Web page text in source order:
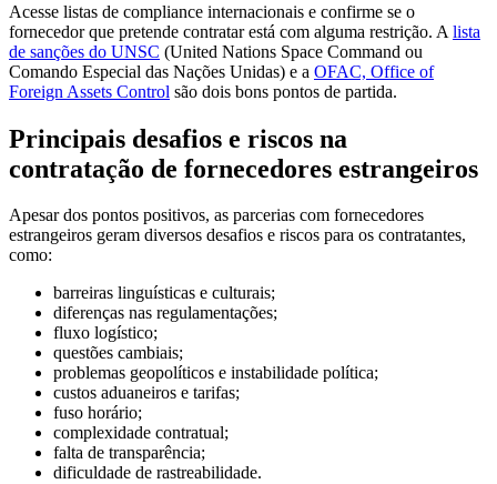
Acesse listas de compliance internacionais e confirme se o
fornecedor que pretende contratar está com alguma restrição. A lista
de sanções do UNSC (United Nations Space Command ou
Comando Especial das Nações Unidas) e a OFAC, Office of
Foreign Assets Control são dois bons pontos de partida.
Principais desafios e riscos na
contratação de fornecedores estrangeiros
Apesar dos pontos positivos, as parcerias com fornecedores
estrangeiros geram diversos desafios e riscos para os contratantes,
como:
barreiras linguísticas e culturais;
diferenças nas regulamentações;
fluxo logístico;
questões cambiais;
problemas geopolíticos e instabilidade política;
custos aduaneiros e tarifas;
fuso horário;
complexidade contratual;
falta de transparência;
dificuldade de rastreabilidade.